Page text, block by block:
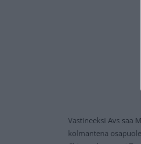
Vastineeksi Avs saa
kolmantena